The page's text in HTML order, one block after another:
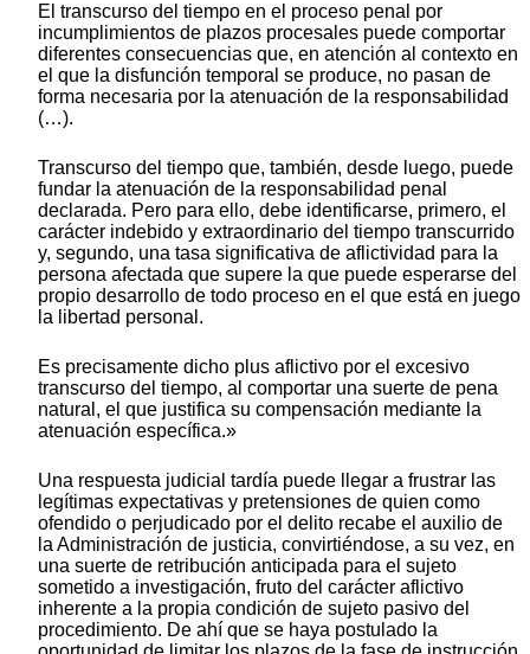
El transcurso del tiempo en el proceso penal por
incumplimientos de plazos procesales puede comportar
diferentes consecuencias que, en atención al contexto en
el que la disfunción temporal se produce, no pasan de
forma necesaria por la atenuación de la responsabilidad
(…).
Transcurso del tiempo que, también, desde luego, puede
fundar la atenuación de la responsabilidad penal
declarada. Pero para ello, debe identificarse, primero, el
carácter indebido y extraordinario del tiempo transcurrido
y, segundo, una tasa significativa de aflictividad para la
persona afectada que supere la que puede esperarse del
propio desarrollo de todo proceso en el que está en juego
la libertad personal.
Es precisamente dicho plus aflictivo por el excesivo
transcurso del tiempo, al comportar una suerte de pena
natural, el que justifica su compensación mediante la
atenuación específica.»
Una respuesta judicial tardía puede llegar a frustrar las
legítimas expectativas y pretensiones de quien como
ofendido o perjudicado por el delito recabe el auxilio de
la Administración de justicia, convirtiéndose, a su vez, en
una suerte de retribución anticipada para el sujeto
sometido a investigación, fruto del carácter aflictivo
inherente a la propia condición de sujeto pasivo del
procedimiento. De ahí que se haya postulado la